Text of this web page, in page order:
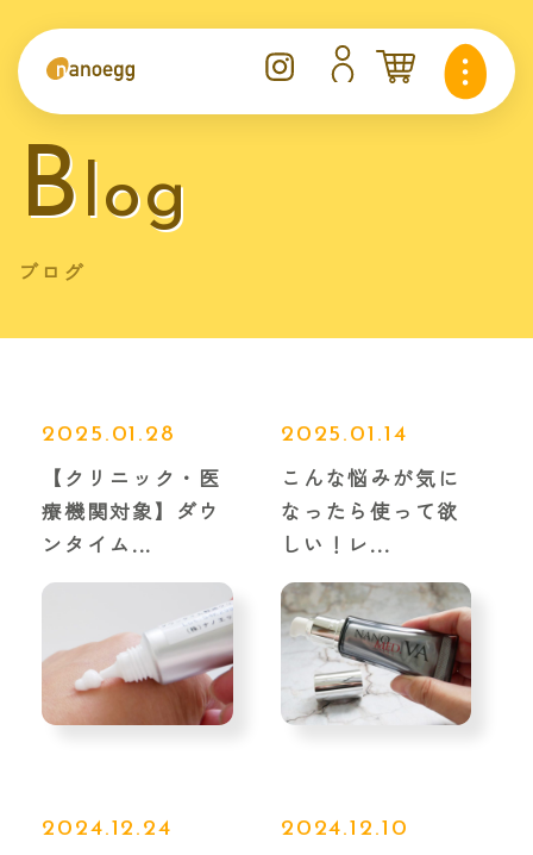
Blog
ブログ
2025.01.28
【クリニック・医
療機関対象】ダウ
ンタイム...
2025.01.14
こんな悩みが気に
なったら使って欲
しい！レ...
2024.12.24 2024.12.10